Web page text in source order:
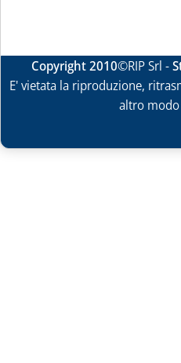
Copyright 2010©RIP Srl -
E' vietata la riproduzione,
altro modo